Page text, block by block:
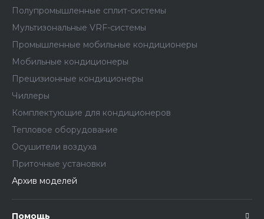
Полупромышленные сплит-системы
Мультизональные VRF-системы
Промышленные мобильные кондиционеры
Мобильные кондиционеры
Прецизионные кондиционеры
Чиллеры
Комплектующие для кондиционеров
Тепловое оборудование
Осушители воздуха
Приточные установки
Архив моделей
Помощь